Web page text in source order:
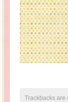
Trackbacks are